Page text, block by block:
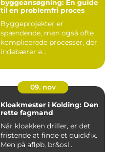
byggeansøgning: En guide
til en problemfri proces
Byggeprojekter er
spændende, men også ofte
komplicerede processer, der
indebærer e...
09. nov
Kloakmester i Kolding: Den
rette fagmand
Når kloakken driller, er det
fristende at finde et quickfix.
Men på afløb, br&osl...